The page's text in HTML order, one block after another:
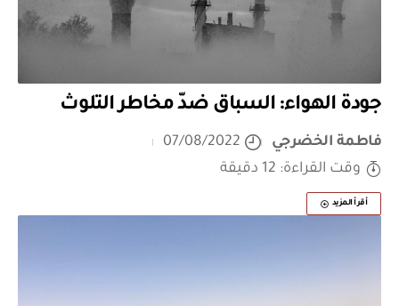
جودة الهواء: السباق ضدّ مخاطر التلوث
فاطمة الخضرجي
07/08/2022
وقت القراءة: 12 دقيقة
أقرأ المزيد